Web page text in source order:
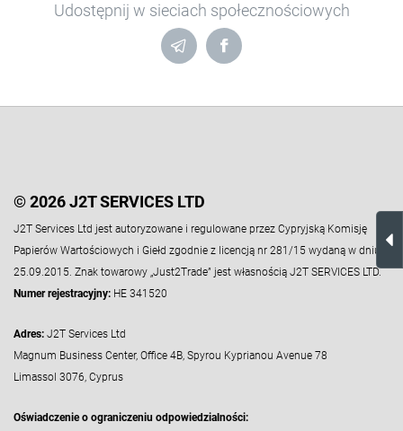
Udostępnij w sieciach społecznościowych
© 2026 J2T SERVICES LTD
J2T Services Ltd jest autoryzowane i regulowane przez Cypryjską Komisję
Papierów Wartościowych i Giełd zgodnie z licencją nr 281/15 wydaną w dniu
25.09.2015. Znak towarowy „Just2Trade” jest własnością J2T SERVICES LTD.
Numer rejestracyjny: HE 341520
Adres: J2T Services Ltd
Magnum Business Center, Office 4B, Spyrou Kyprianou Avenue 78
Limassol 3076, Cyprus
Oświadczenie o ograniczeniu odpowiedzialności: